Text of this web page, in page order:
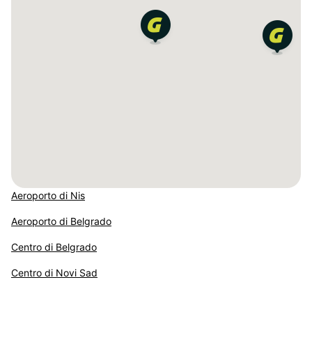
Aeroporto di Nis
Aeroporto di Belgrado
Centro di Belgrado
Centro di Novi Sad